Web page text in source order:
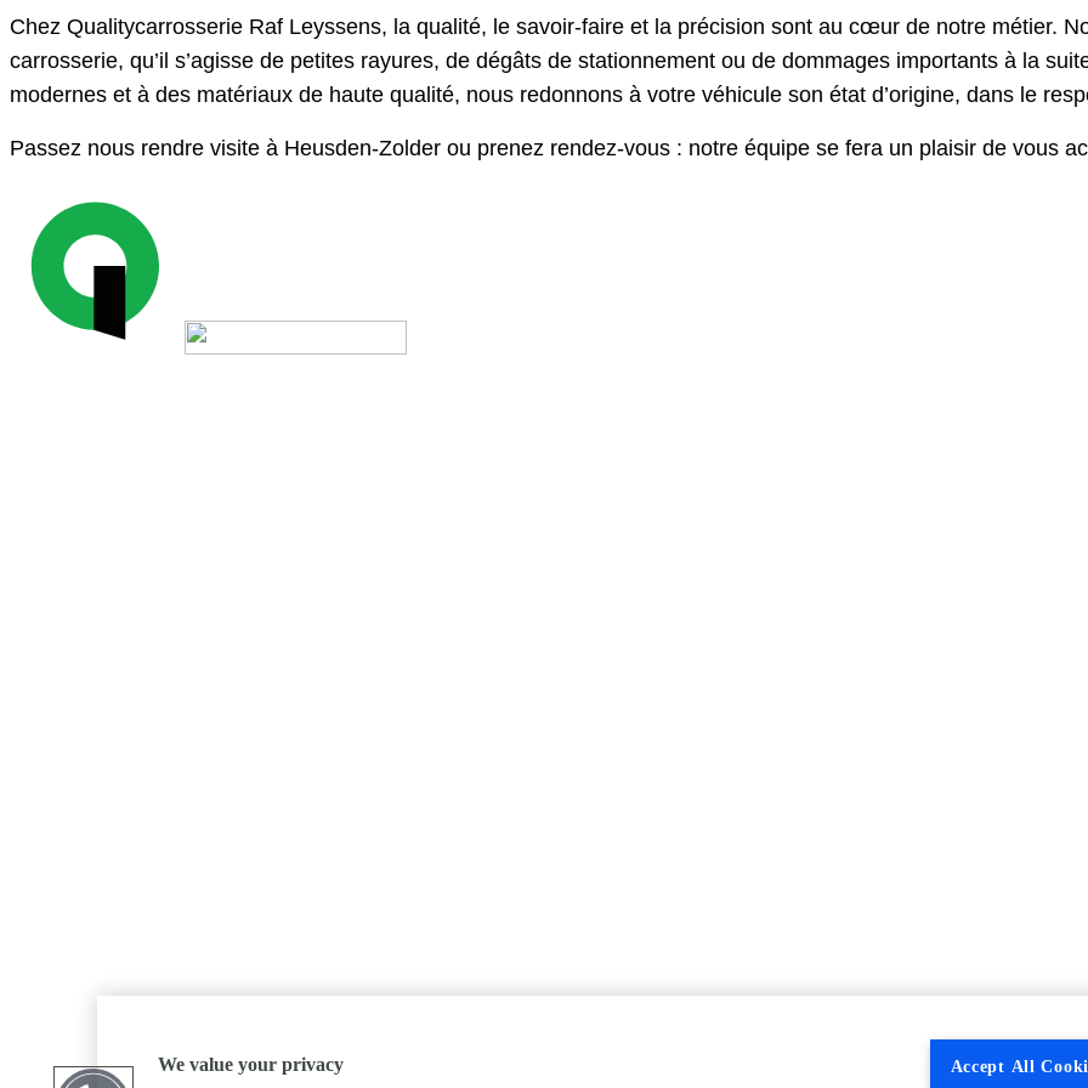
Chez Qualitycarrosserie Raf Leyssens, la qualité, le savoir-faire et la précision sont au cœur de notre métier.
carrosserie, qu’il s’agisse de petites rayures, de dégâts de stationnement ou de dommages importants à la
modernes et à des matériaux de haute qualité, nous redonnons à votre véhicule son état d’origine, dans le
Passez nous rendre visite à Heusden-Zolder ou prenez rendez-vous : notre équipe se fera un plaisir de vous
We value your privacy Accept All